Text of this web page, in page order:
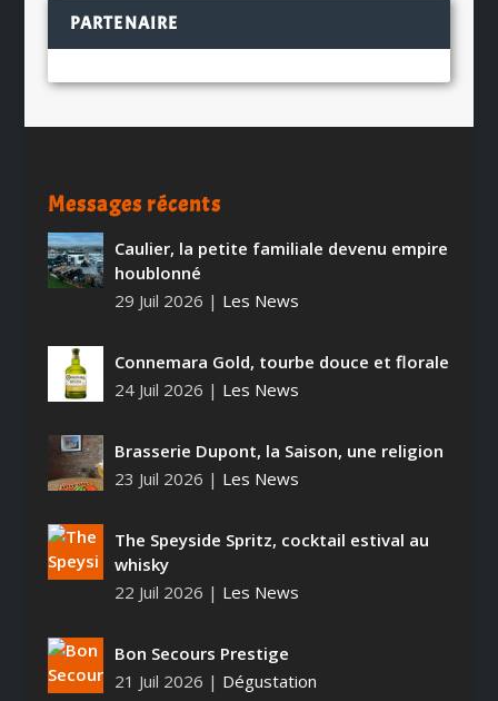
PARTENAIRE
Messages récents
Caulier, la petite familiale devenu empire
houblonné
29 Juil 2026 | Les News
Connemara Gold, tourbe douce et florale
24 Juil 2026 | Les News
Brasserie Dupont, la Saison, une religion
23 Juil 2026 | Les News
The Speyside Spritz, cocktail estival au
whisky
22 Juil 2026 | Les News
Bon Secours Prestige
21 Juil 2026 | Dégustation